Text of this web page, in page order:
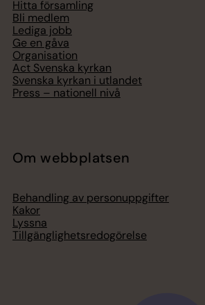
Hitta församling
Bli medlem
Lediga jobb
Ge en gåva
Organisation
Act Svenska kyrkan
Svenska kyrkan i utlandet
Press – nationell nivå
Om webbplatsen
Behandling av personuppgifter
Kakor
Lyssna
Tillgänglighetsredogörelse